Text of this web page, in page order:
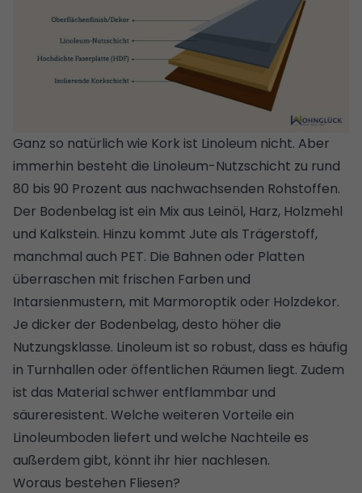
Ganz so natürlich wie Kork ist Linoleum nicht. Aber
immerhin besteht die Linoleum-Nutzschicht zu rund
80 bis 90 Prozent aus nachwachsenden Rohstoffen.
Der Bodenbelag ist ein Mix aus Leinöl, Harz, Holzmehl
und Kalkstein. Hinzu kommt Jute als Trägerstoff,
manchmal auch PET. Die Bahnen oder Platten
überraschen mit frischen Farben und
Intarsienmustern, mit Marmoroptik oder Holzdekor.
Je dicker der Bodenbelag, desto höher die
Nutzungsklasse. Linoleum ist so robust, dass es häufig
in Turnhallen oder öffentlichen Räumen liegt. Zudem
ist das Material schwer entflammbar und
säureresistent. Welche weiteren Vorteile ein
Linoleumboden liefert und welche Nachteile es
außerdem gibt, könnt ihr hier nachlesen.
Woraus bestehen Fliesen?